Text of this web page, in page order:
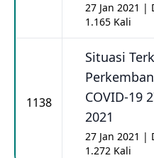
27 Jan 2021 |
1.165 Kali
1138
Situasi
COVID-19
2021
27 Jan 2021 |
1.272 Kali